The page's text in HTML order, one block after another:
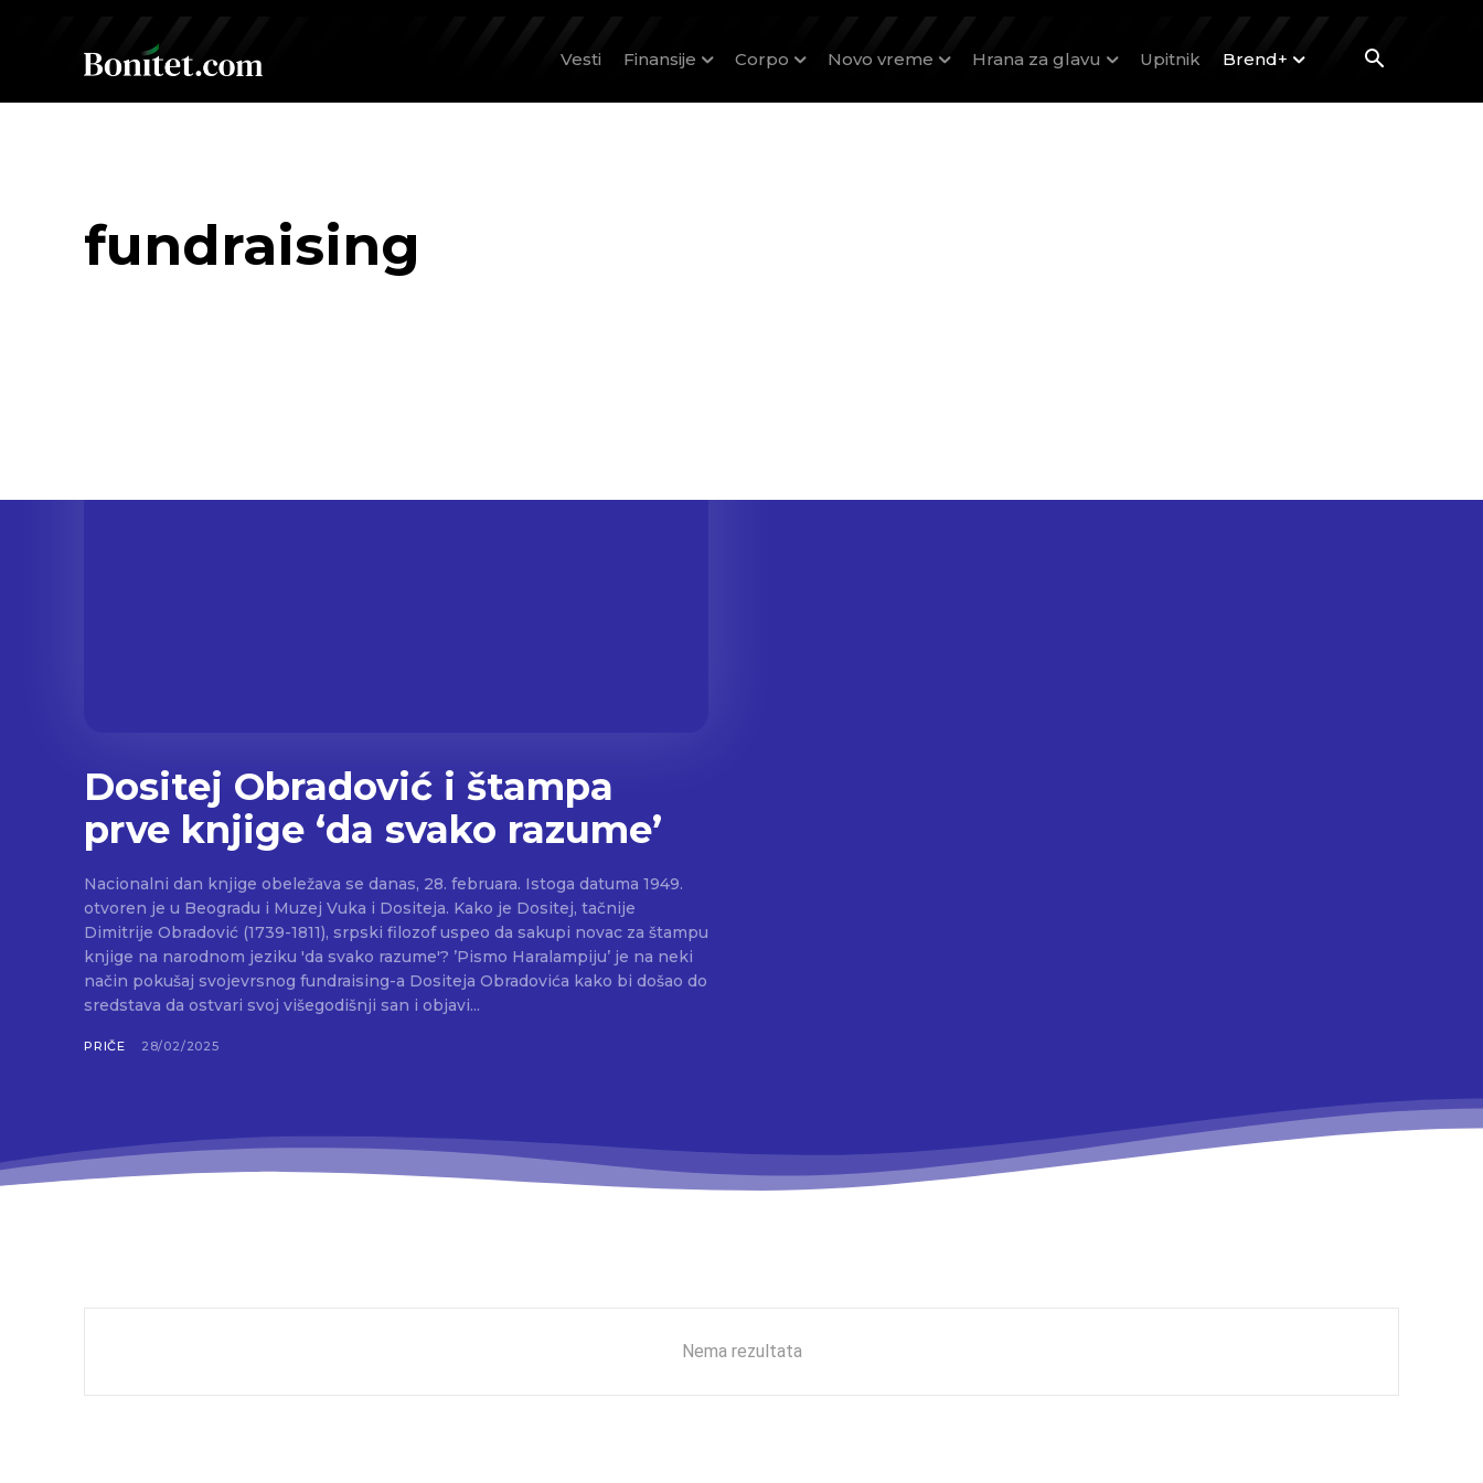
Vesti Finansije Corpo Novo vreme Hrana za glavu Upitnik Brend+
fundraising
Dositej Obradović i štampa
prve knjige ‘da svako razume’
Nacionalni dan knjige obeležava se danas, 28. februara. Istoga datuma 1949.
otvoren je u Beogradu i Muzej Vuka i Dositeja. Kako je Dositej, tačnije
Dimitrije Obradović (1739-1811), srpski filozof uspeo da sakupi novac za štampu
knjige na narodnom jeziku 'da svako razume'? ’Pismo Haralampiju’ je na neki
način pokušaj svojevrsnog fundraising-a Dositeja Obradovića kako bi došao do
sredstava da ostvari svoj višegodišnji san i objavi...
PRIČE 28/02/2025
Nema rezultata